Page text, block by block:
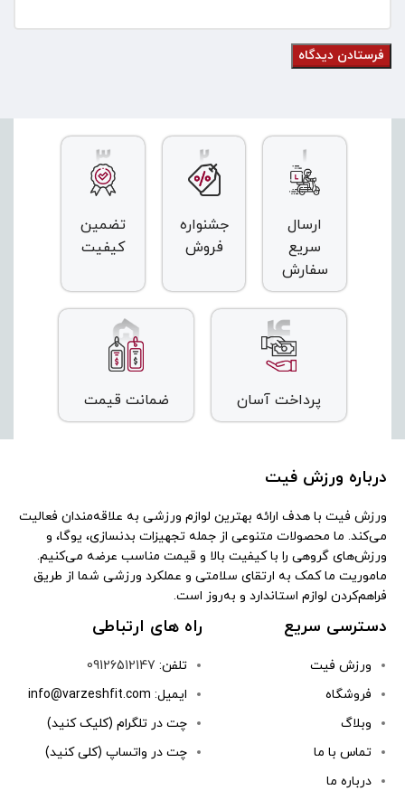
ارسال
سریع
سفارش
جشنواره
فروش
تضمین
کیفیت
پرداخت آسان ضمانت قیمت
درباره ورزش فیت
ورزش فیت با هدف ارائه بهترین لوازم ورزشی به علاقه‌مندان فعالیت
می‌کند. ما محصولات متنوعی از جمله تجهیزات بدنسازی، یوگا، و
ورزش‌های گروهی را با کیفیت بالا و قیمت مناسب عرضه می‌کنیم.
ماموریت ما کمک به ارتقای سلامتی و عملکرد ورزشی شما از طریق
فراهم‌کردن لوازم استاندارد و به‌روز است.
دسترسی سریع
ورزش فیت
فروشگاه
وبلاگ
تماس با ما
درباره ما
راه های ارتباطی
تلفن: 09126512147
ایمیل: info@varzeshfit.com
چت در تلگرام (کلیک کنید)
چت در واتساپ (کلی کنید)